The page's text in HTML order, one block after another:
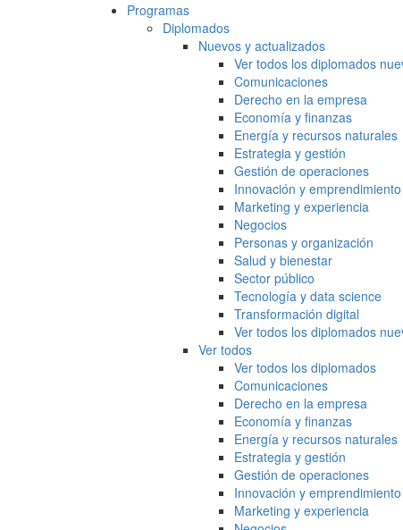
Programas
Diplomados
Nuevos y actualizados
Ver todos los diplomados
Comunicaciones
Derecho en la empresa
Economía y finanzas
Energía y recursos naturales
Estrategia y gestión
Gestión de operaciones
Innovación y emprendimiento
Marketing y experiencia
Negocios
Personas y organización
Salud y bienestar
Sector público
Tecnología y data science
Transformación digital
Ver todos los diplomados
Ver todos
Ver todos los diplomados
Comunicaciones
Derecho en la empresa
Economía y finanzas
Energía y recursos naturales
Estrategia y gestión
Gestión de operaciones
Innovación y emprendimiento
Marketing y experiencia